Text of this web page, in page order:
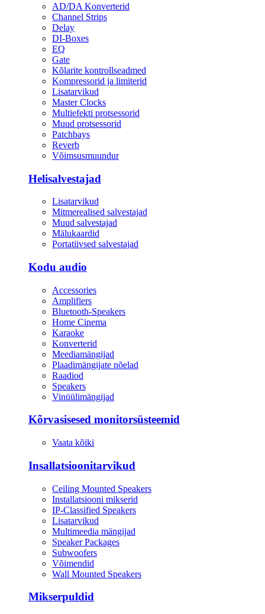
AD/DA Konverterid
Channel Strips
Delay
DI-Boxes
EQ
Gate
Kõlarite kontrollseadmed
Kompressorid ja limiterid
Lisatarvikud
Master Clocks
Multiefekti protsessorid
Muud protsessorid
Patchbays
Reverb
Võimsusmuundur
Helisalvestajad
Lisatarvikud
Mitmerealised salvestajad
Muud salvestajad
Mälukaardid
Portatiivsed salvestajad
Kodu audio
Accessories
Amplifiers
Bluetooth-Speakers
Home Cinema
Karaoke
Konverterid
Meediamängijad
Plaadimängijate nõelad
Raadiod
Speakers
Vinüülimängijad
Kõrvasisesed monitorsüsteemid
Vaata kõiki
Insallatsioonitarvikud
Ceiling Mounted Speakers
Installatsiooni mikserid
IP-Classified Speakers
Lisatarvikud
Multimeedia mängijad
Speaker Packages
Subwoofers
Võimendid
Wall Mounted Speakers
Mikserpuldid